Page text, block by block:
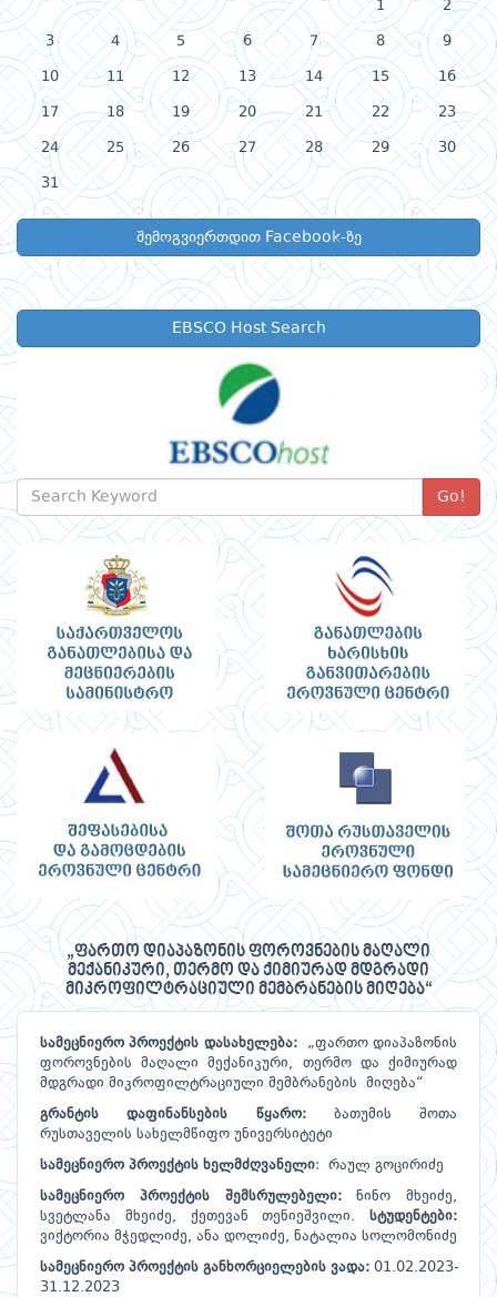
1 2
3 4 5 6 7 8 9
10 11 12 13 14 15 16
17 18 19 20 21 22 23
24 25 26 27 28 29 30
31
შემოგვიერთდით Facebook-ზე
EBSCO Host Search
Go!
„ფართო დიაპაზონის ფოროვნების მაღალი
მექანიკური, თერმო და ქიმიურად მდგრადი
მიკროფილტრაციული მემბრანების მიღება“
სამეცნიერო პროექტის დასახელება:
„ფართო დიაპაზონის
ფოროვნების მაღალი მექანიკური, თერმო და ქიმიურად
მდგრადი მიკროფილტრაციული მემბრანების მიღება“
გრანტის დაფინანსების წყარო:ბათუმის შოთა
რუსთაველის სახელმწიფო უნივერსიტეტი
სამეცნიერო პროექტის ხელმძღვანელი: რაულ გოცირიძე
სამეცნიერო პროექტის შემსრულებელი:ნინო მხეიძე,
სვეტლანა მხეიძე, ქეთევან თენიეშვილი. სტუდენტები:
ვიქტორია მჭედლიძე, ანა დოლიძე, ნატალია სოლომონიძე
სამეცნიერო პროექტის განხორციელების ვადა: 01.02.2023-
31.12.2023